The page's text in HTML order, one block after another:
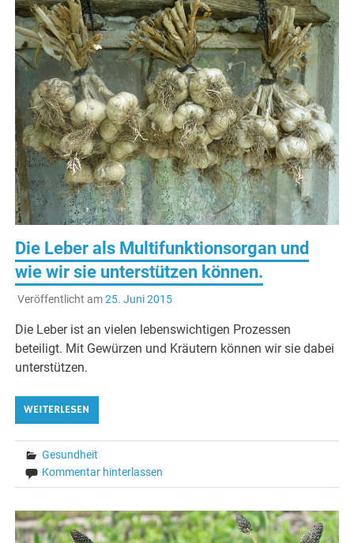
Die Leber als Multifunktionsorgan und
wie wir sie unterstützen können.
Veröffentlicht am25. Juni 2015
Die Leber ist an vielen lebenswichtigen Prozessen
beteiligt. Mit Gewürzen und Kräutern können wir sie dabei
unterstützen.
WEITERLESEN
Gesundheit
Kommentar hinterlassen